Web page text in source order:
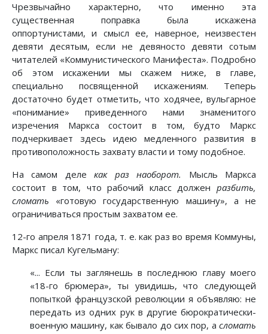
Чрезвычайно характерно, что именно эта
существенная поправка была искажена
оппортунистами, и смысл ее, наверное, неизвестен
девяти десятым, если не девяносто девяти сотым
читателей «Коммунистического Манифеста». Подробно
об этом искажении мы скажем ниже, в главе,
специально посвященной искажениям. Теперь
достаточно будет отметить, что ходячее, вульгарное
«понимание» приведенного нами знаменитого
изречения Маркса состоит в том, будто Маркс
подчеркивает здесь идею медленного развития в
противоположность захвату власти и тому подобное.
На самом делекак раз наоборот.
Мысль Маркса
состоит в том, что рабочий класс должен разбить,
сломать «готовую государственную машину», а не
ограничиваться простым захватом ее.
12-го апреля 1871 года, т. е. как раз во время Коммуны,
Маркс писал Кугельману:
«... Если ты заглянешь в последнюю главу моего
«18-го брюмера», ты увидишь, что следующей
попыткой французской революции я объявляю: не
передать из одних рук в другие бюрократически-
военную машину, как бывало до сих пор, а сломать